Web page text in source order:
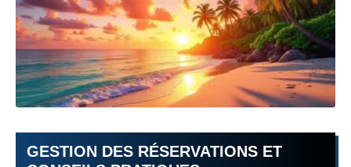
GESTION DES RÉSERVATIONS ET